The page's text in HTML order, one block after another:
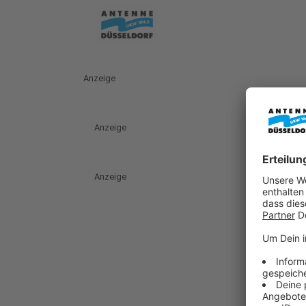
Anzeige
Anzeige
Anzeige